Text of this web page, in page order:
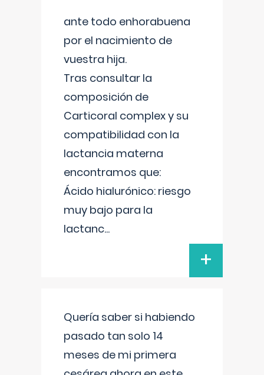
ante todo enhorabuena
por el nacimiento de
vuestra hija.
Tras consultar la
composición de
Carticoral complex y su
compatibilidad con la
lactancia materna
encontramos que:
Ácido hialurónico: riesgo
muy bajo para la
lactanc...
+
Quería saber si habiendo
pasado tan solo 14
meses de mi primera